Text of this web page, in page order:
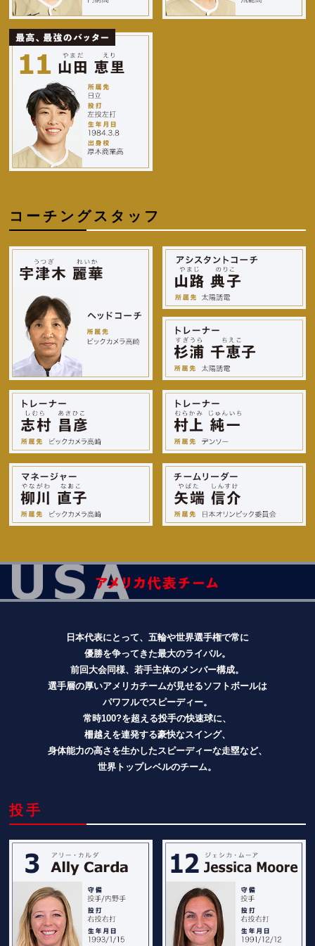
コーチングスタッフ
日本代表にとって、五輪や世界選手権で常に
優勝を争ってきた最大のライバル。
前回大会同様、若手主体のメンバー構成。
選手層の厚いアメリカチームが見せるソフトボールは
パワフルでスピーディー。
常時100?を超える投手の快速球に、
柵越えを連発する豪快なスイング、
身体能力の高さを生かしたスピーディーな走塁など、
世界トップレベルのチーム。
投手